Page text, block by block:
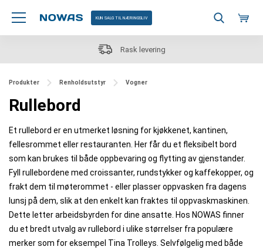
KUN SALG TIL NÆRINGSLIV
Rask levering
Produkter Renholdsutstyr Vogner
Rullebord
Et rullebord er en utmerket løsning for kjøkkenet, kantinen,
fellesrommet eller restauranten. Her får du et fleksibelt bord
som kan brukes til både oppbevaring og flytting av gjenstander.
Fyll rullebordene med croissanter, rundstykker og kaffekopper, og
frakt dem til møterommet - eller plasser oppvasken fra dagens
lunsj på dem, slik at den enkelt kan fraktes til oppvaskmaskinen.
Dette letter arbeidsbyrden for dine ansatte. Hos NOWAS finner
du et bredt utvalg av rullebord i ulike størrelser fra populære
merker som for eksempel Tina Trolleys. Selvfølgelig med både